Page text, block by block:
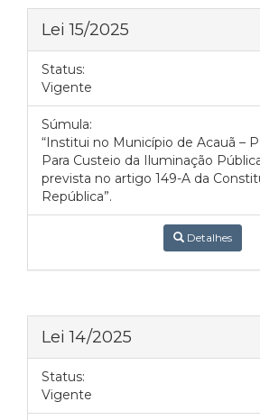
Lei 15/2025
Status:
Vigente
Súmula:
“Institui no Município de Acauã –
Para Custeio da Iluminação
prevista no artigo 149-A da
República”.
Detalhes
Lei 14/2025
Status:
Vigente